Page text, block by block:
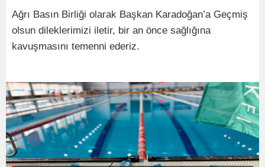
Ağrı Basın Birliği olarak Başkan Karadoğan’a Geçmiş
olsun dileklerimizi iletir, bir an önce sağlığına
kavuşmasını temenni ederiz.